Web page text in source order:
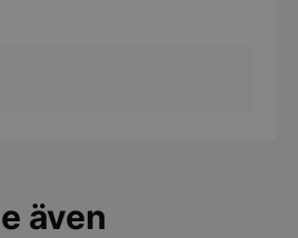
även
Webbplatsen kan inte
utan strikt nödvändiga cookies.